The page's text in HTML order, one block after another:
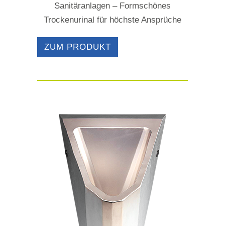
Sanitäranlagen – Formschönes
Trockenurinal für höchste Ansprüche
ZUM PRODUKT